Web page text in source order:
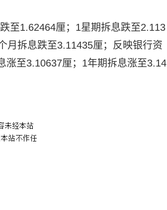
至1.62464厘；1星期拆息跌至2.113
月拆息跌至3.11435厘；反映银行资
涨至3.10637厘；1年期拆息涨至3.14